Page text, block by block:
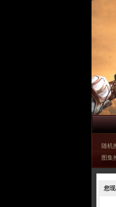
随机
图集
您